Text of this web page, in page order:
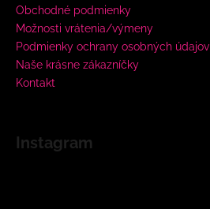
Obchodné podmienky
Možnosti vrátenia/výmeny
Podmienky ochrany osobných údajov
Naše krásne zákazníčky
Kontakt
Instagram